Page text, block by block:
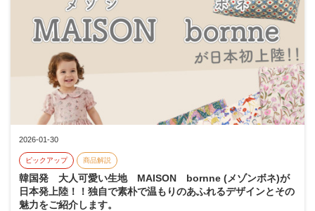
2026-01-30
ピックアップ 商品解説
韓国発 大人可愛い生地 MAISON bornne (メゾンボネ)が
日本発上陸！！独自で素朴で温もりのあふれるデザインとその
魅力をご紹介します。